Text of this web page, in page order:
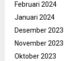
Februari 2024
Januari 2024
Desember 2023
November 2023
Oktober 2023